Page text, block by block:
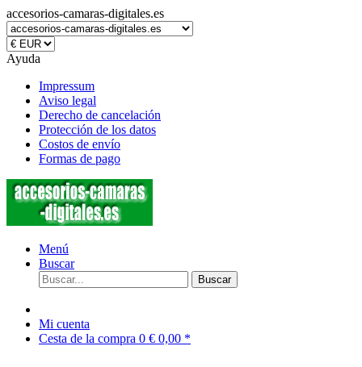
accesorios-camaras-digitales.es
Ayuda
Impressum
Aviso legal
Derecho de cancelación
Protección de los datos
Costos de envío
Formas de pago
Menú
Buscar
Buscar
Mi cuenta
Cesta de la compra 0 € 0,00 *